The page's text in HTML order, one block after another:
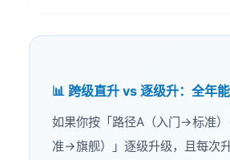
📊 跨级直升 vs 逐级升：全年能
如果你按「路径A（入门→标准
准→旗舰）」逐级升级，且每次